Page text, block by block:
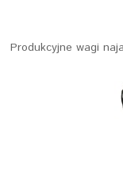
Produkcyjne wagi